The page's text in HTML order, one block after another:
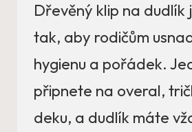
Dřevěný klip na dudlík
tak, aby rodičům
hygienu a pořádek.
připnete na overal,
deku, a dudlík máte